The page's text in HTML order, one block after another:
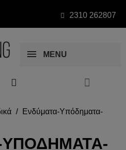
2310 262807
MENU
Ενδύματα-Υπόδηματα-